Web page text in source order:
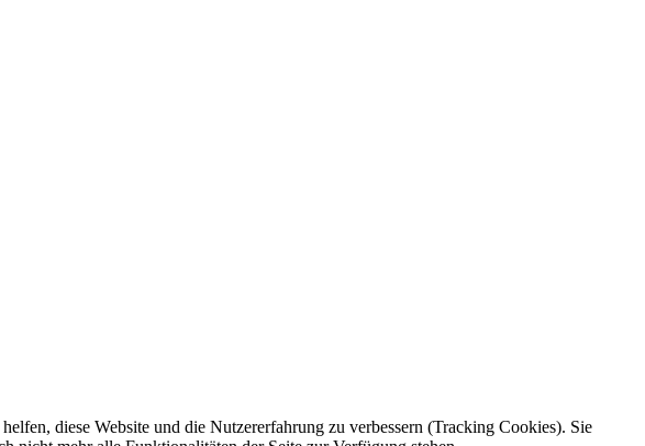
diese Website und die Nutzererfahrung zu verbessern (Tracking Cookies). Sie